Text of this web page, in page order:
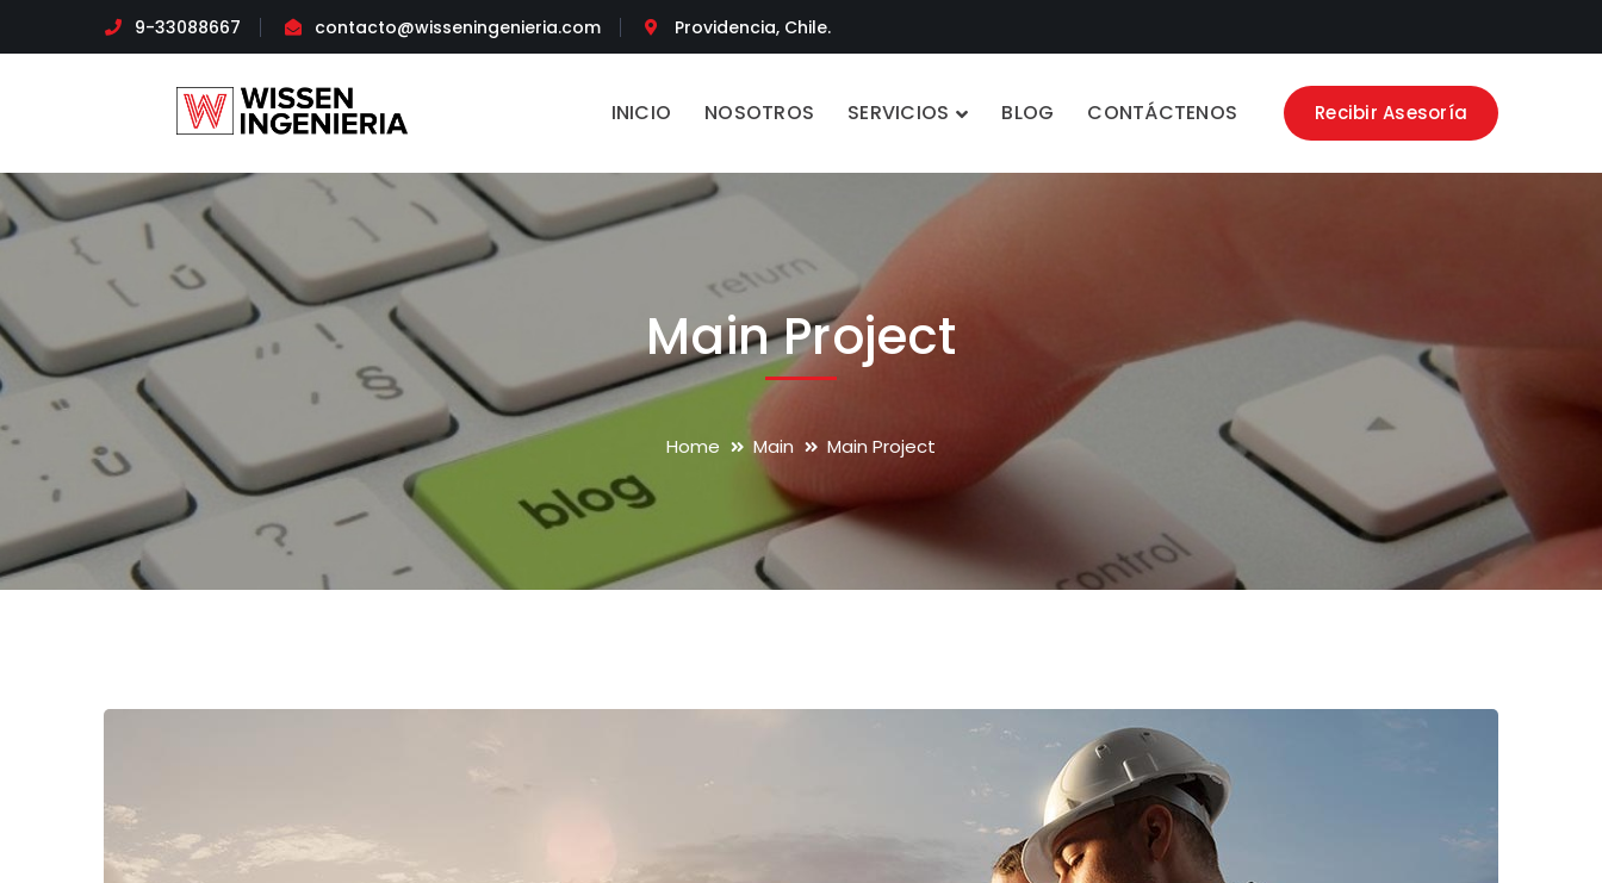
9-33088667 contacto@wisseningenieria.com Providencia, Chile.
Recibir Asesoría
INICIO NOSOTROS SERVICIOS BLOG CONTÁCTENOS
Main Project
Home Main Main Project